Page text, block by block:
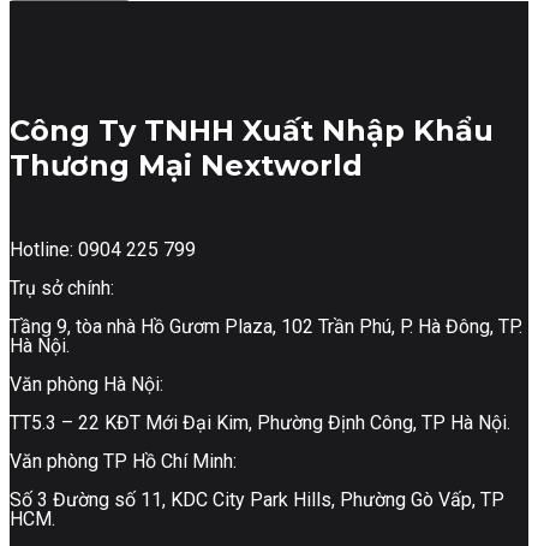
Công Ty TNHH Xuất Nhập Khẩu
Thương Mại Nextworld
Hotline: 0904 225 799
Trụ sở chính:
Tầng 9, tòa nhà Hồ Gươm Plaza, 102 Trần Phú, P. Hà Đông, TP.
Hà Nội.
Văn phòng Hà Nội:
TT5.3 – 22 KĐT Mới Đại Kim, Phường Định Công, TP Hà Nội.
Văn phòng TP Hồ Chí Minh:
Số 3 Đường số 11, KDC City Park Hills, Phường Gò Vấp, TP
HCM.